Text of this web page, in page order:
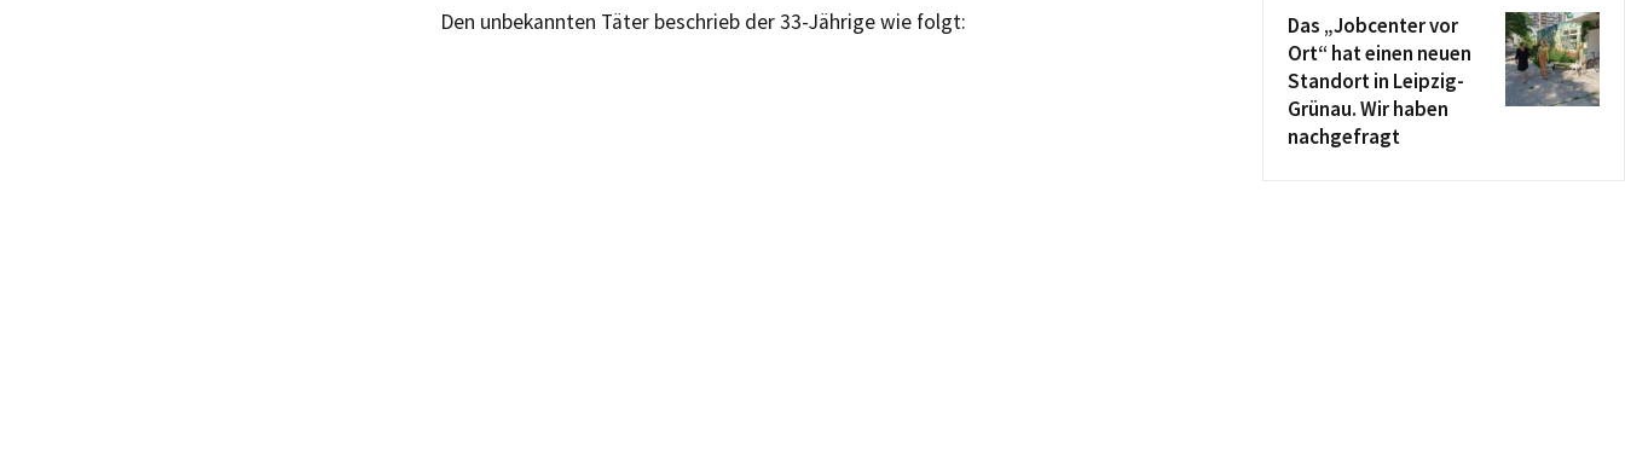
Den unbekannten Täter beschrieb der 33-Jährige wie folgt:
Das „Jobcenter vor
Ort“ hat einen neuen
Standort in Leipzig-
Grünau. Wir haben
nachgefragt